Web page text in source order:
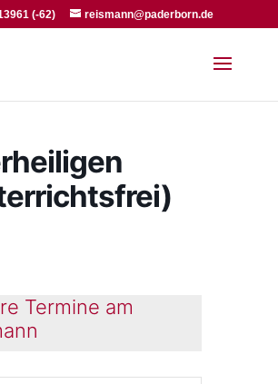
(-62) reismann@paderborn.de
Termine am